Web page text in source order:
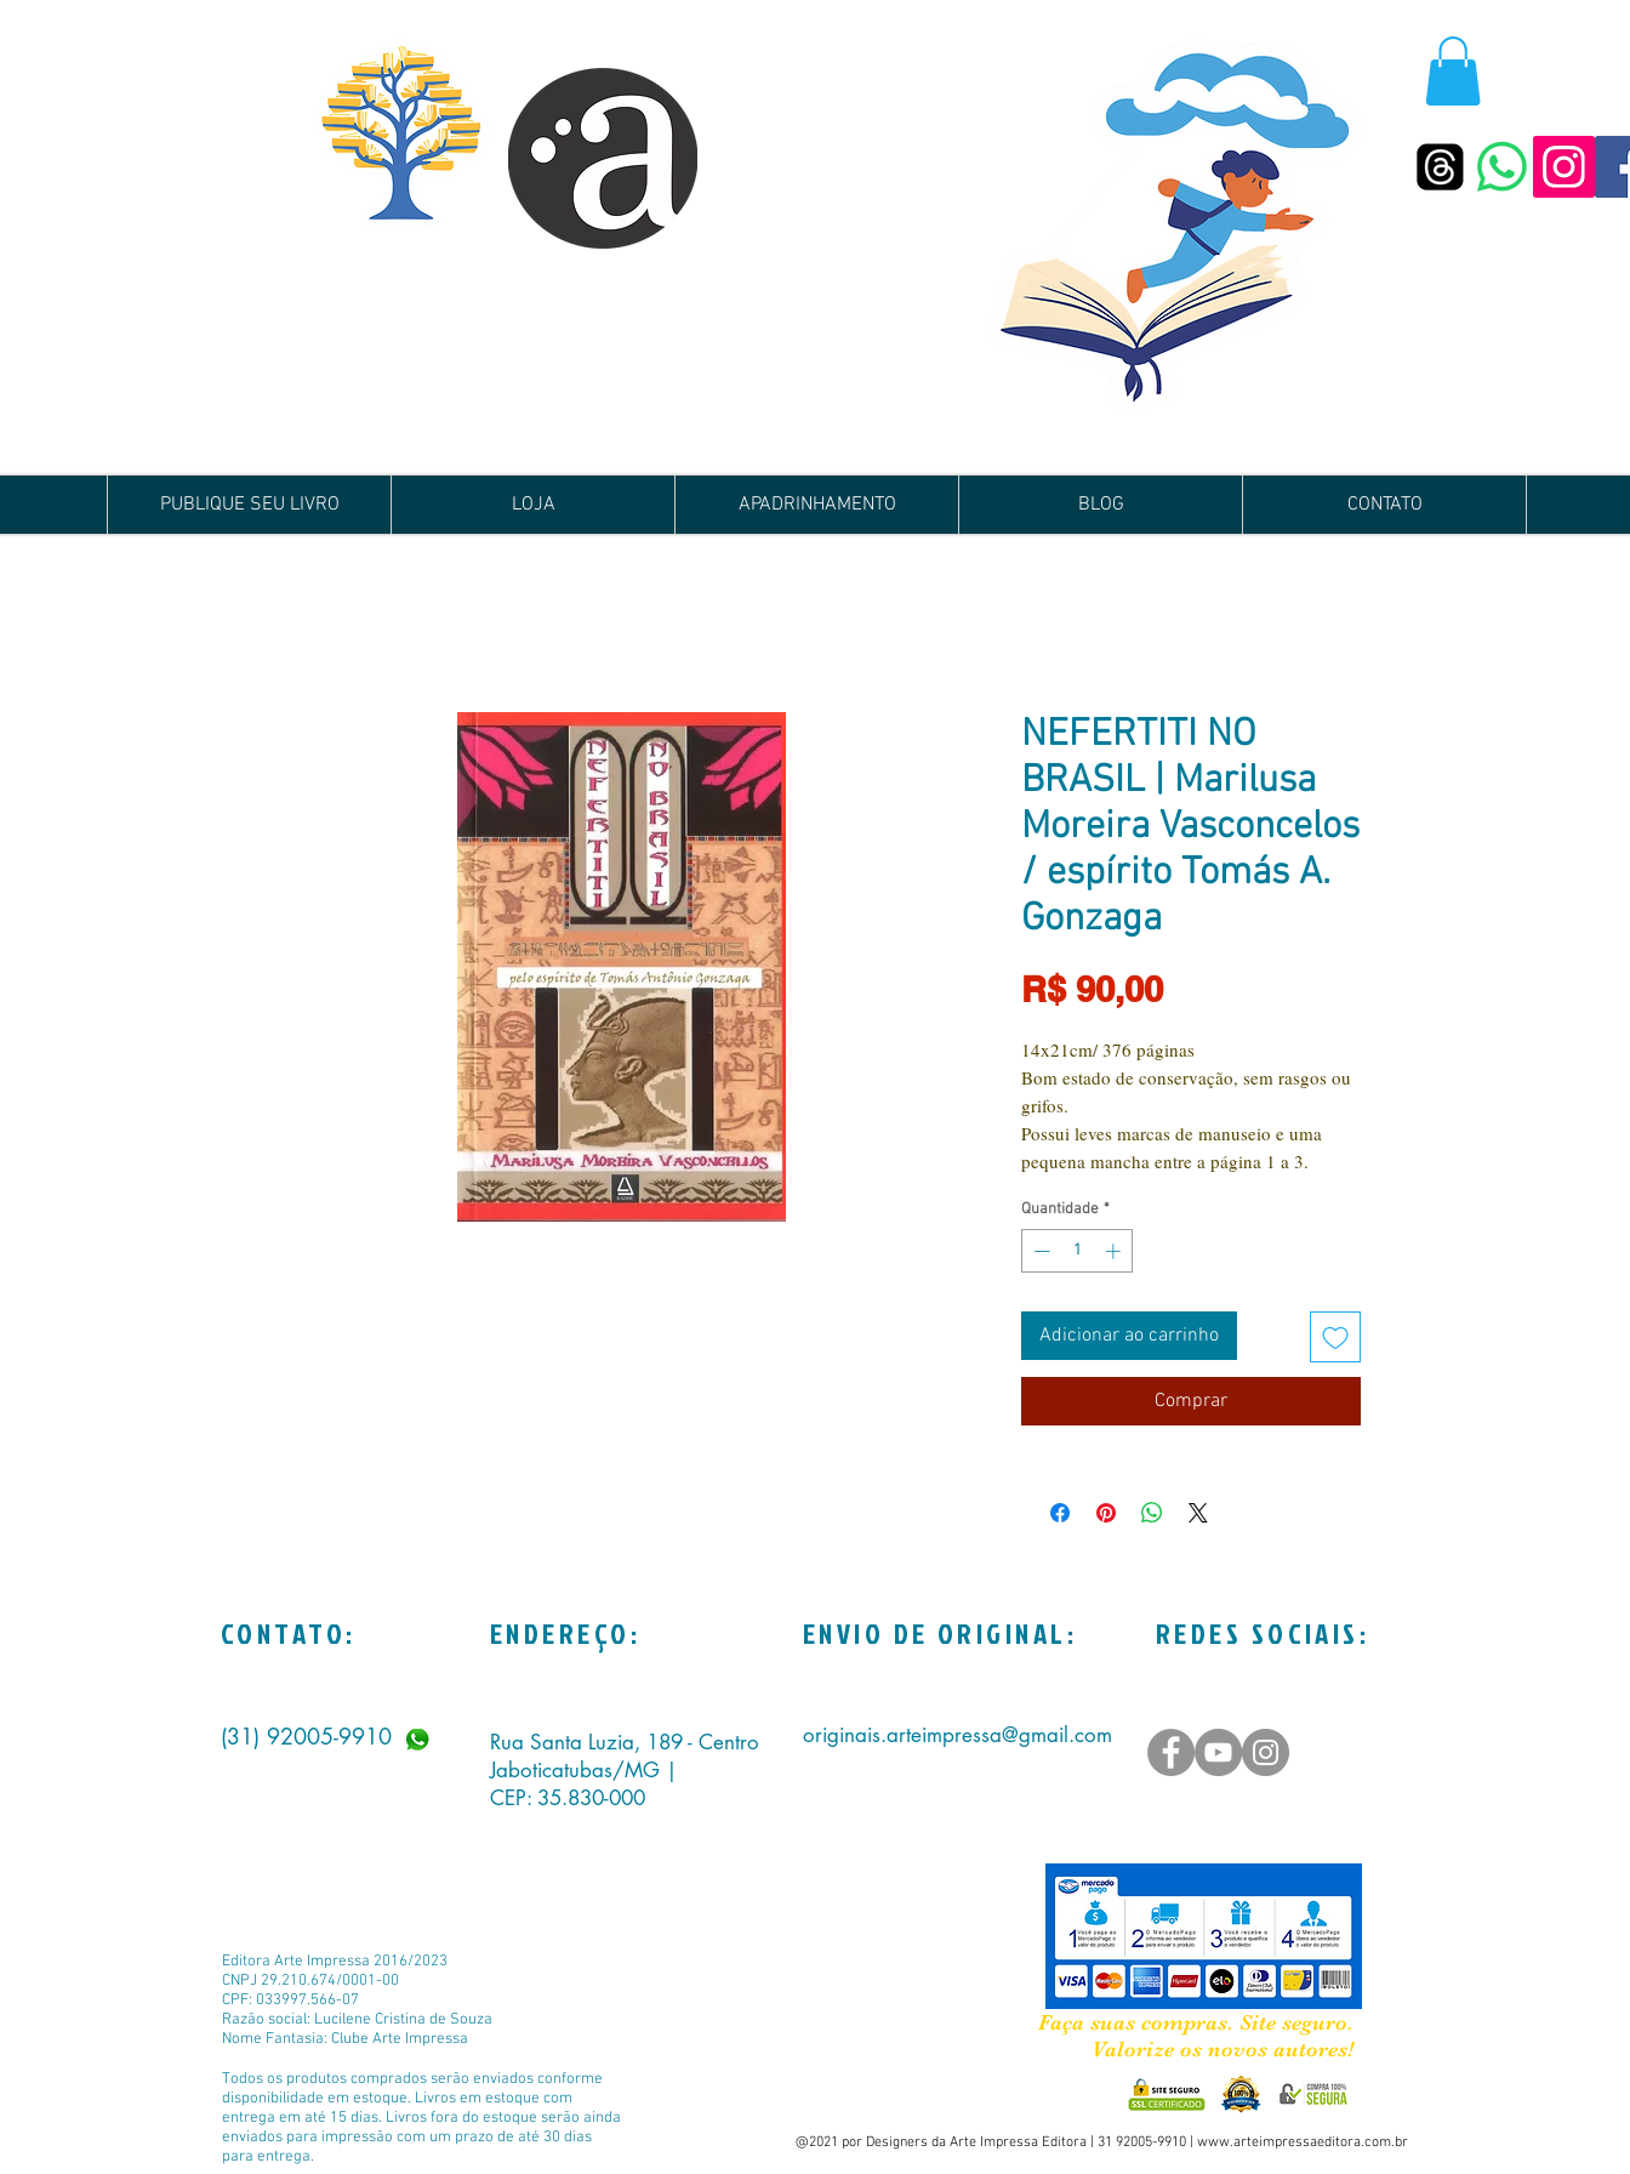
PUBLIQUE SEU LIVRO LOJA APADRINHAMENTO BLOG CONTATO
NEFERTITI NO
BRASIL | Marilusa
Moreira Vasconcelos
/ espírito Tomás A.
Gonzaga
R$ 90,00Preço
14x21cm/ 376 páginas
Bom estado de conservação, sem rasgos ou
grifos.
Possui leves marcas de manuseio e uma
pequena mancha entre a página 1 a 3.
Quantidade *
Adicionar ao carrinho
Comprar
CONTATO: ENDEREÇO: ENVIO DE ORIGINAL: REDES SOCIAIS:
(31) 92005-9910
Rua Santa Luzia, 189 - Centro
Jaboticatubas/MG |
CEP: 35.830-000
originais.arteimpressa@gmail.com
Editora Arte Impressa 2016/2023
CNPJ 29.210.674/0001-00
CPF: 033997.566-07
Razão social: Lucilene Cristina de Souza
Nome Fantasia: Clube Arte Impressa
Todos os produtos comprados serão enviados conforme
disponibilidade em estoque. Livros em estoque com
entrega em até 15 dias. Livros fora do estoque serão ainda
enviados para impressão com um prazo de até 30 dias
para entrega.
Faça suas compras. Site seguro.
Valorize os novos autores!
@2021 por Designers da Arte Impressa Editora | 31 92005-9910 | www.arteimpressaeditora.com.br